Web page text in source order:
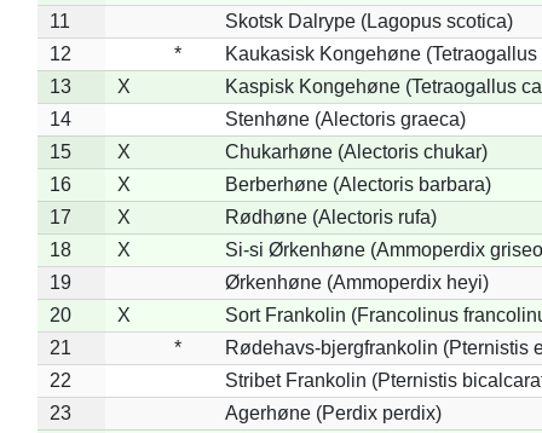
11
Skotsk Dalrype (Lagopus scotica)
12
*
Kaukasisk Kongehøne
13
X
Kaspisk Kongehøne (Tetraogallus
14
Stenhøne (Alectoris graeca)
15
X
Chukarhøne (Alectoris chukar)
16
X
Berberhøne (Alectoris barbara)
17
X
Rødhøne (Alectoris rufa)
18
X
Si-si Ørkenhøne (Ammoperdix
19
Ørkenhøne (Ammoperdix heyi)
20
X
Sort Frankolin (Francolinus
21
*
Rødehavs-bjergfrankolin (Pternistis
22
Stribet Frankolin (Pternistis
23
Agerhøne (Perdix perdix)